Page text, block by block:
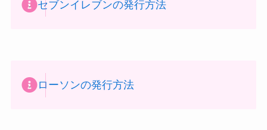
→セブンイレブンの発行方法
→ローソンの発行方法